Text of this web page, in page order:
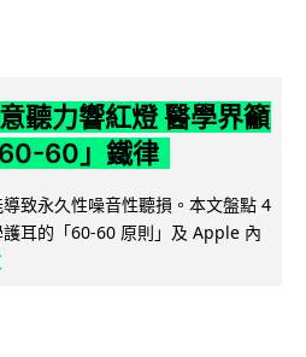
聽力響紅燈 醫學界籲
60」鐵律
致永久性噪音性聽損。本文盤點 4
耳的「60-60 原則」及 Apple 內